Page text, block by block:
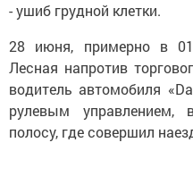
- ушиб грудной клетки.
28 июня, примерно в
Лесная напротив
водитель автомобиля
рулевым управлением,
полосу, где совершил